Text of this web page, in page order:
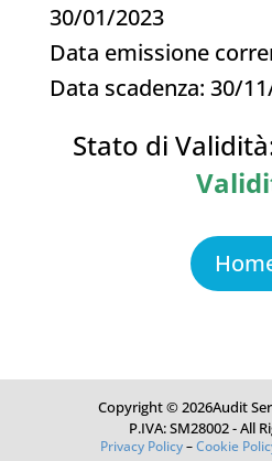
30/01/2023
Data emissione
Data scadenza: 30/
Stato di
Copyright © 2026Audit
P.IVA: SM28002 - All
Privacy Policy–Cookie